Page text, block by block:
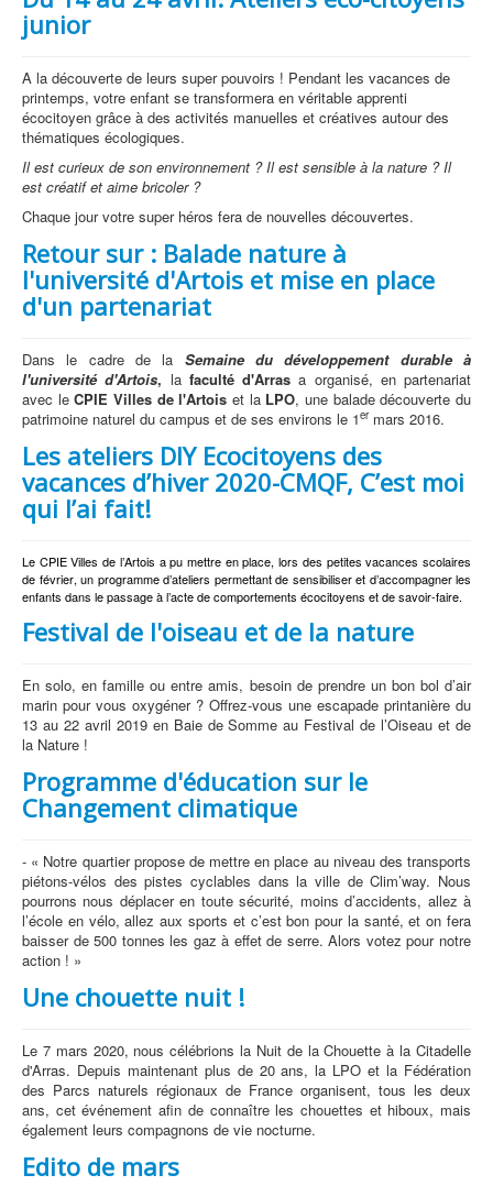
junior
A la découverte de leurs super pouvoirs ! Pendant les vacances de
printemps, votre enfant se transformera en véritable apprenti
écocitoyen grâce à des activités manuelles et créatives autour des
thématiques écologiques.
Il est curieux de son environnement ? Il est sensible à la nature ? Il
est créatif et aime bricoler ?
Chaque jour votre super héros fera de nouvelles découvertes.
Retour sur : Balade nature à
l'université d'Artois et mise en place
d'un partenariat
Dans le cadre de la Semaine du développement durable à
l'université d'Artois, la faculté d'Arras a organisé, en partenariat
avec leCPIE Villes de l'Artois et la LPO, une balade découverte du
patrimoine naturel du campus et de ses environs le 1er mars 2016.
Les ateliers DIY Ecocitoyens des
vacances d’hiver 2020-CMQF, C’est moi
qui l’ai fait!
Le CPIE Villes de l’Artois a pu mettre en place, lors des petites vacances scolaires
de février, un programme d’ateliers permettant de sensibiliser et d’accompagner les
enfants dans le passage à l’acte de comportements écocitoyens et de savoir-faire.
Festival de l'oiseau et de la nature
En solo, en famille ou entre amis, besoin de prendre un bon bol d’air
marin pour vous oxygéner ? Offrez-vous une escapade printanière du
13 au 22 avril 2019 en Baie de Somme au Festival de l’Oiseau et de
la Nature !
Programme d'éducation sur le
Changement climatique
- « Notre quartier propose de mettre en place au niveau des transports
piétons-vélos des pistes cyclables dans la ville de Clim’way. Nous
pourrons nous déplacer en toute sécurité, moins d’accidents, allez à
l’école en vélo, allez aux sports et c’est bon pour la santé, et on fera
baisser de 500 tonnes les gaz à effet de serre. Alors votez pour notre
action ! »
Une chouette nuit !
Le 7 mars 2020, nous célébrions la Nuit de la Chouette à la Citadelle
d'Arras. Depuis maintenant plus de 20 ans, la LPO et la Fédération
des Parcs naturels régionaux de France organisent, tous les deux
ans, cet événement afin de connaître les chouettes et hiboux, mais
également leurs compagnons de vie nocturne.
Edito de mars